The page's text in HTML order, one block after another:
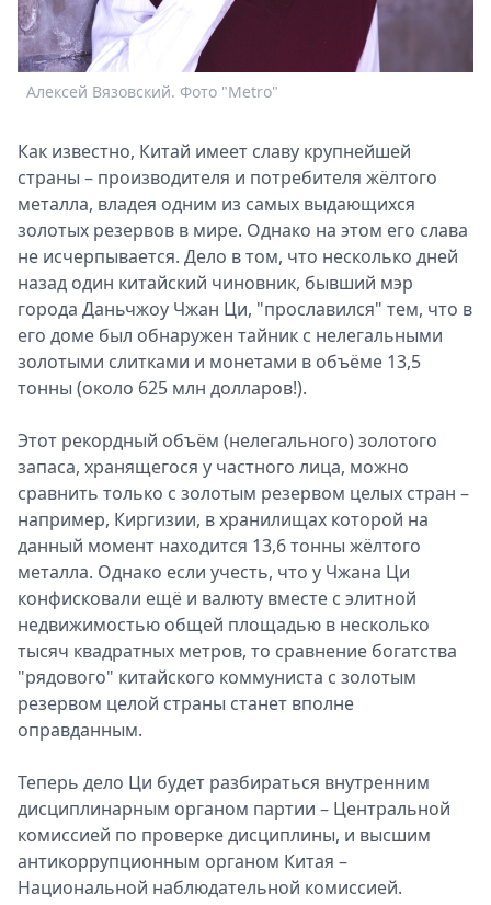
2026
Скачай
Metro
Алексей Вязовский. Фото "Metro"
Как известно, Китай имеет славу крупнейшей
страны – производителя и потребителя жёлтого
металла, владея одним из самых выдающихся
золотых резервов в мире. Однако на этом его слава
не исчерпывается. Дело в том, что несколько дней
назад один китайский чиновник, бывший мэр
города Даньчжоу Чжан Ци, "прославился" тем, что в
его доме был обнаружен тайник с нелегальными
золотыми слитками и монетами в объёме 13,5
тонны (около 625 млн долларов!).
Этот рекордный объём (нелегального) золотого
запаса, хранящегося у частного лица, можно
сравнить только с золотым резервом целых стран –
например, Киргизии, в хранилищах которой на
данный момент находится 13,6 тонны жёлтого
металла. Однако если учесть, что у Чжана Ци
конфисковали ещё и валюту вместе с элитной
недвижимостью общей площадью в несколько
тысяч квадратных метров, то сравнение богатства
"рядового" китайского коммуниста с золотым
резервом целой страны станет вполне
оправданным.
Теперь дело Ци будет разбираться внутренним
дисциплинарным органом партии – Центральной
комиссией по проверке дисциплины, и высшим
антикоррупционным органом Китая –
Национальной наблюдательной комиссией.